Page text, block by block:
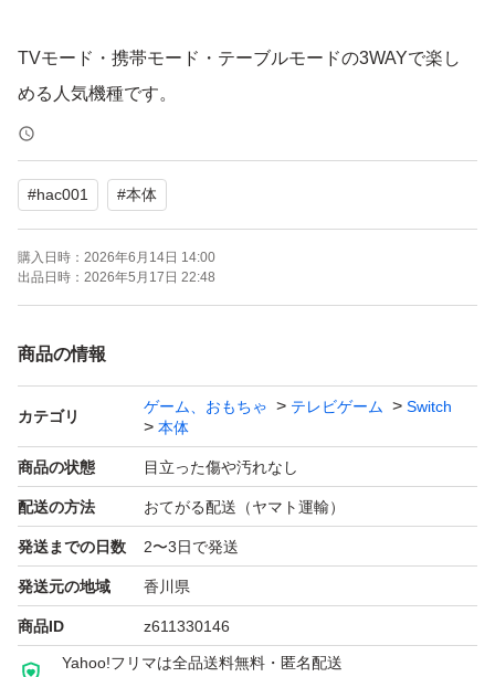
TVモード・携帯モード・テーブルモードの3WAYで楽し
める人気機種です。
ご家族用やサブ機としてもおすすめです。
【商品状態】
・中古品
・動作確認済み
・ゲーム起動確認済み
・2018年製
・状態は写真にてご確認ください
【付属品】
・本体
・ドック
・ACアダプター
・HDMIケーブル
・Joy-Conグリップ
#hac001 #本体
購入日時： 2026年6月14日 14:00
出品日時： 2026年5月17日 22:48
商品の情報
カテゴリ
ゲーム、おもちゃ テレビゲーム
Switch
本体
商品の状態 目立った傷や汚れなし
配送の方法 おてがる配送（ヤマト運輸）
発送までの日数 2〜3日で発送
発送元の地域 香川県
商品ID z611330146
Yahoo!フリマは全品送料無料・匿名配送